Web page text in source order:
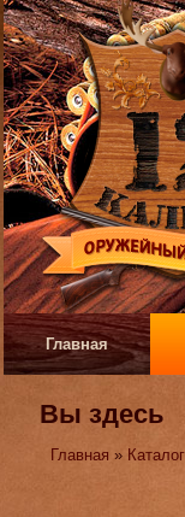
Главная
Вы здесь
Главная » Каталог